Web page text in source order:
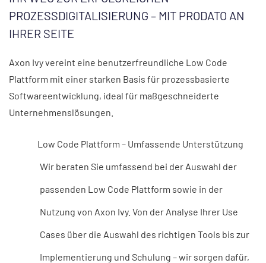
PROZESSDIGITALISIERUNG – MIT PRODATO AN
IHRER SEITE
Axon Ivy vereint eine benutzerfreundliche Low Code
Plattform mit einer starken Basis für prozessbasierte
Softwareentwicklung, ideal für maßgeschneiderte
Unternehmenslösungen.
Low Code Plattform – Umfassende Unterstützung
Wir beraten Sie umfassend bei der Auswahl der
passenden Low Code Plattform sowie in der
Nutzung von Axon Ivy. Von der Analyse Ihrer Use
Cases über die Auswahl des richtigen Tools bis zur
Implementierung und Schulung – wir sorgen dafür,